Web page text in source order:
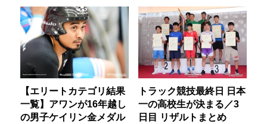
【エリートカテゴリ結果
一覧】アワンが16年越し
の男子ケイリン金メダル
トラック競技最終日 日本
一の高校生が決まる／3
日目 リザルトまとめ